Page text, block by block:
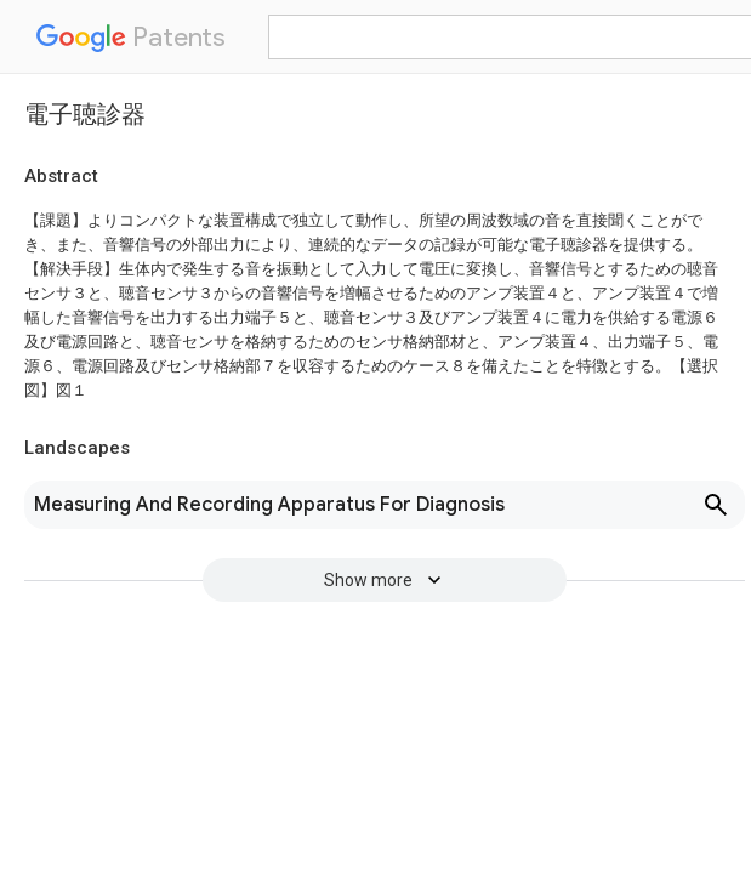
Patents
電子聴診器
Abstract
【課題】よりコンパクトな装置構成で独立して動作し、所望の周波数域の音を直接聞くことがで
き、また、音響信号の外部出力により、連続的なデータの記録が可能な電子聴診器を提供する。
【解決手段】生体内で発生する音を振動として入力して電圧に変換し、音響信号とするための聴音
センサ３と、聴音センサ３からの音響信号を増幅させるためのアンプ装置４と、アンプ装置４で増
幅した音響信号を出力する出力端子５と、聴音センサ３及びアンプ装置４に電力を供給する電源６
及び電源回路と、聴音センサを格納するためのセンサ格納部材と、アンプ装置４、出力端子５、電
源６、電源回路及びセンサ格納部７を収容するためのケース８を備えたことを特徴とする。【選択
図】図１
Landscapes
Measuring And Recording Apparatus For Diagnosis
Show more